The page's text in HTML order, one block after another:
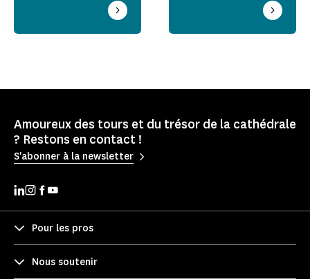
Amoureux des tours et du trésor de la cathédrale
? Restons en contact !
S'abonner à la newsletter
Pour les pros
Nous soutenir